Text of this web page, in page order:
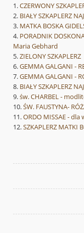
CZERWONY
BIAŁY SZKAPLERZ
MATKA BOSKA
PORADNIK
Maria Gebhard
ZIELONY SZKAPLERZ
GEMMA GALGANI -
GEMMA GALGANI -
BIAŁY SZKAPLERZ
św. CHARBEL -
ŚW. FAUSTYNA-
ORDO MISSAE -
SZKAPLERZ MATKI